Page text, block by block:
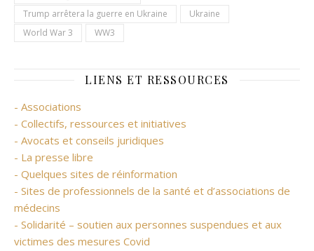
Trump arrêtera la guerre en Ukraine
Ukraine
World War 3
WW3
LIENS ET RESSOURCES
- Associations
- Collectifs, ressources et initiatives
- Avocats et conseils juridiques
- La presse libre
- Quelques sites de réinformation
- Sites de professionnels de la santé et d’associations de
médecins
- Solidarité – soutien aux personnes suspendues et aux
victimes des mesures Covid